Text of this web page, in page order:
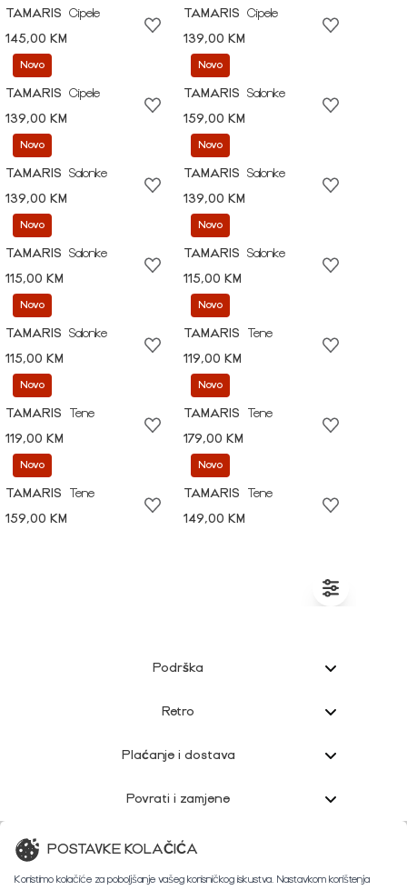
TAMARIS
Cipele
145,00 KM
TAMARIS
Cipele
139,00 KM
Novo
TAMARIS
Cipele
139,00 KM
Novo
TAMARIS
Salonke
159,00 KM
Novo
TAMARIS
Salonke
139,00 KM
Novo
TAMARIS
Salonke
139,00 KM
Novo
TAMARIS
Salonke
115,00 KM
Novo
TAMARIS
Salonke
115,00 KM
Novo
TAMARIS
Salonke
115,00 KM
Novo
TAMARIS
Tene
119,00 KM
Novo
TAMARIS
Tene
119,00 KM
Novo
TAMARIS
Tene
179,00 KM
Novo
TAMARIS
Tene
159,00 KM
Novo
TAMARIS
Tene
149,00 KM
Podrška
Retro
Plaćanje i dostava
Povrati i zamjene
Korisnička podrška
POSTAVKE KOLAČIĆA
Koristimo kolačiće za poboljšanje vašeg korisničkog iskustva. Nastavkom korištenja